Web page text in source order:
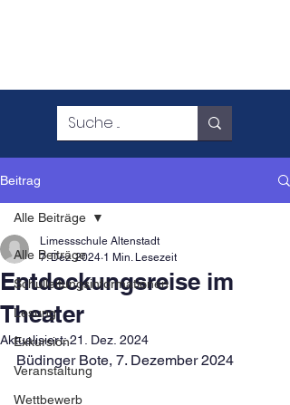
Beitrag
Alle Beiträge
Schulleitungsinformationen
Lesung
Exkursion
Veranstaltung
Wettbewerb
Alle Beiträge
Entdeckungsreise im
Theater
Limessschule Altenstadt
7. Dez. 2024 1 Min. Lesezeit
Aktualisiert:21. Dez. 2024
Büdinger Bote, 7. Dezember 2024